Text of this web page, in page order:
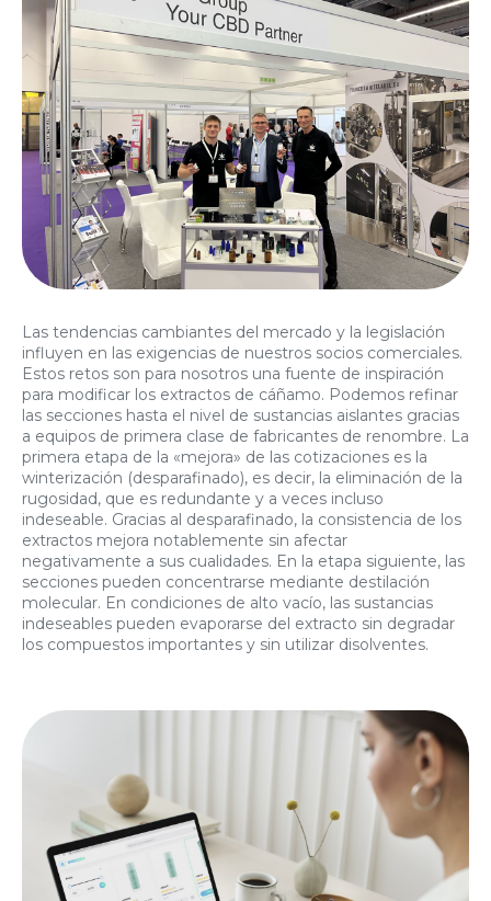
Las tendencias cambiantes del mercado y la legislación
influyen en las exigencias de nuestros socios comerciales.
Estos retos son para nosotros una fuente de inspiración
para modificar los extractos de cáñamo. Podemos refinar
las secciones hasta el nivel de sustancias aislantes gracias
a equipos de primera clase de fabricantes de renombre. La
primera etapa de la «mejora» de las cotizaciones es la
winterización (desparafinado), es decir, la eliminación de la
rugosidad, que es redundante y a veces incluso
indeseable. Gracias al desparafinado, la consistencia de los
extractos mejora notablemente sin afectar
negativamente a sus cualidades. En la etapa siguiente, las
secciones pueden concentrarse mediante destilación
molecular. En condiciones de alto vacío, las sustancias
indeseables pueden evaporarse del extracto sin degradar
los compuestos importantes y sin utilizar disolventes.